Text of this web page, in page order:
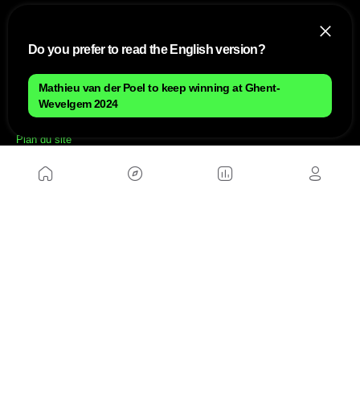
NOUS
Plan du site
Travailler avec nous
Do you prefer to read the English version?
Mathieu van der Poel to keep winning at Ghent-
Wevelgem 2024